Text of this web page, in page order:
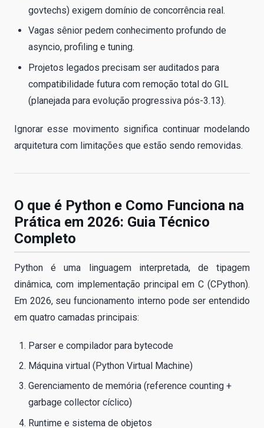
govtechs) exigem domínio de concorrência real.
Vagas sênior pedem conhecimento profundo de
asyncio, profiling e tuning.
Projetos legados precisam ser auditados para
compatibilidade futura com remoção total do GIL
(planejada para evolução progressiva pós-3.13).
Ignorar esse movimento significa continuar modelando
arquitetura com limitações que estão sendo removidas.
O que é Python e Como Funciona na
Prática em 2026: Guia Técnico
Completo
Python é uma linguagem interpretada, de tipagem
dinâmica, com implementação principal em C (CPython).
Em 2026, seu funcionamento interno pode ser entendido
em quatro camadas principais:
Parser e compilador para bytecode
Máquina virtual (Python Virtual Machine)
Gerenciamento de memória (reference counting +
garbage collector cíclico)
Runtime e sistema de objetos